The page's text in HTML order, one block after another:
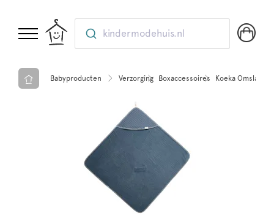
kindermodehuis.nl
Babyproducten Verzorging Boxaccessoires Koeka